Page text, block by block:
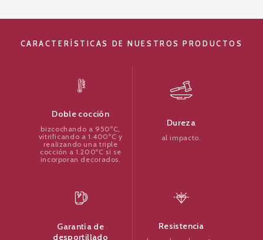
CARACTERÍSTICAS DE NUESTROS PRODUCTOS
Doble cocción
bizcochando a 950ºC,
vitrificando a 1.400ºC y
realizando una triple
cocción a 1.200ºC si se
incorporan decorados.
Dureza
al impacto.
Garantía de
desportillado
Resistencia